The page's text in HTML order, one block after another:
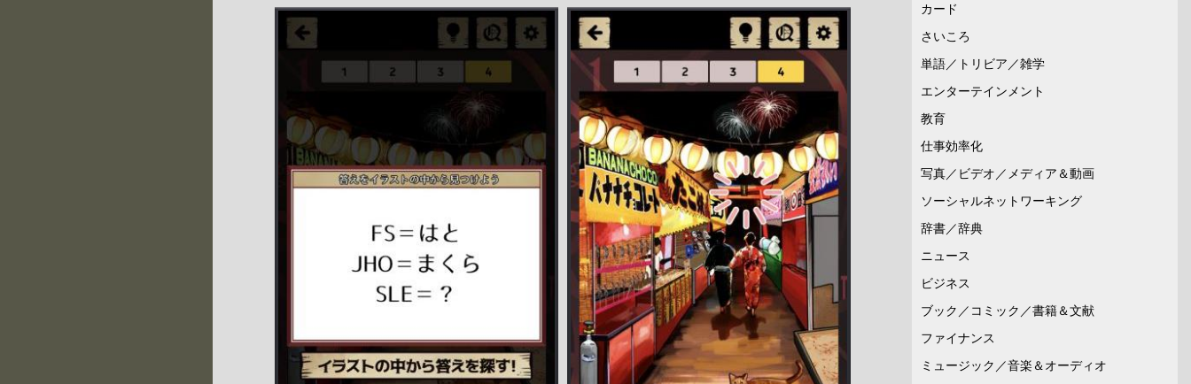
カード
さいころ
単語／トリビア／雑学
エンターテインメント
教育
仕事効率化
写真／ビデオ／メディア＆動画
ソーシャルネットワーキング
辞書／辞典
ニュース
ビジネス
ブック／コミック／書籍＆文献
ファイナンス
ミュージック／音楽＆オーディオ